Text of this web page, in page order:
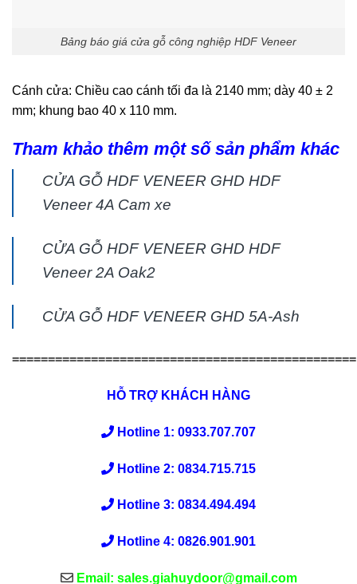
Bảng báo giá cửa gỗ công nghiệp HDF Veneer
Cánh cửa: Chiều cao cánh tối đa là 2140 mm; dày 40 ± 2
mm; khung bao 40 x 110 mm.
Tham khảo thêm một số sản phẩm khác
CỬA GỖ HDF VENEER GHD HDF
Veneer 4A Cam xe
CỬA GỖ HDF VENEER GHD HDF
Veneer 2A Oak2
CỬA GỖ HDF VENEER GHD 5A-Ash
================================================
HỖ TRỢ KHÁCH HÀNG
Hotline 1: 0933.707.707
Hotline 2: 0834.715.715
Hotline 3: 0834.494.494
Hotline 4: 0826.901.901
Email: sales.giahuydoor@gmail.com